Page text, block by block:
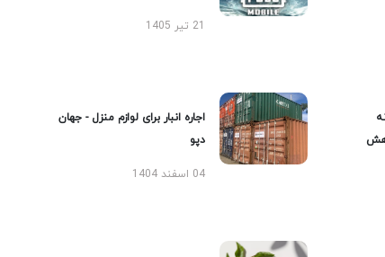
21 تیر 1405
اجاره انبار برای لوازم منزل - جهان
دپو
04 اسفند 1404